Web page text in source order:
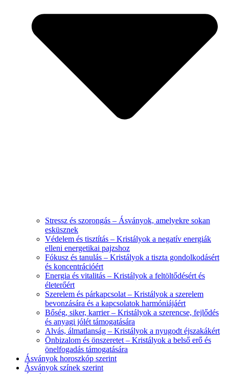
Stressz és szorongás – Ásványok, amelyekre sokan
esküsznek
Védelem és tisztítás – Kristályok a negatív energiák
elleni energetikai pajzshoz
Fókusz és tanulás – Kristályok a tiszta gondolkodásért
és koncentrációért
Energia és vitalitás – Kristályok a feltöltődésért és
életerőért
Szerelem és párkapcsolat – Kristályok a szerelem
bevonzására és a kapcsolatok harmóniájáért
Bőség, siker, karrier – Kristályok a szerencse, fejlődés
és anyagi jólét támogatására
Alvás, álmatlanság – Kristályok a nyugodt éjszakákért
Önbizalom és önszeretet – Kristályok a belső erő és
önelfogadás támogatására
Ásványok horoszkóp szerint
Ásványok színek szerint